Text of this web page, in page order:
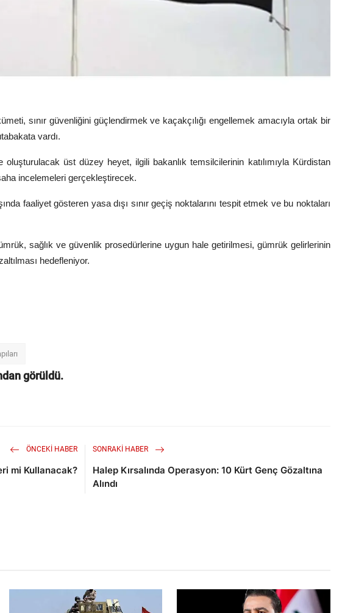
sınır güvenliğini güçlendirmek ve kaçakçılığı engellemek amacıyla ortak bir
vardı.
oluşturulacak üst düzey heyet, ilgili bakanlık temsilcilerinin katılımıyla Kürdistan
incelemeleri gerçekleştirecek.
faaliyet gösteren yasa dışı sınır geçiş noktalarını tespit etmek ve bu noktaları
sağlık ve güvenlik prosedürlerine uygun hale getirilmesi, gümrük gelirlerinin
hedefleniyor.
görüldü.
ÖNCEKI HABER
mi Kullanacak?
SONRAKI HABER
Halep Kırsalında Operasyon: 10 Kürt Genç Gözaltına
Alındı